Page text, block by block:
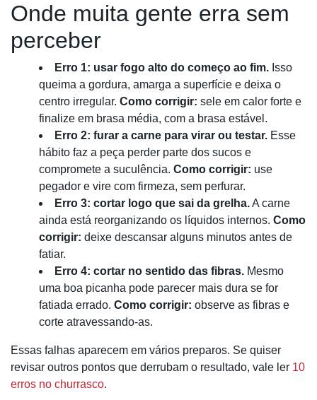
Onde muita gente erra sem
perceber
Erro 1: usar fogo alto do começo ao fim. Isso
queima a gordura, amarga a superfície e deixa o
centro irregular. Como corrigir: sele em calor forte e
finalize em brasa média, com a brasa estável.
Erro 2: furar a carne para virar ou testar. Esse
hábito faz a peça perder parte dos sucos e
compromete a suculência. Como corrigir: use
pegador e vire com firmeza, sem perfurar.
Erro 3: cortar logo que sai da grelha.A carne
ainda está reorganizando os líquidos internos. Como
corrigir: deixe descansar alguns minutos antes de
fatiar.
Erro 4: cortar no sentido das fibras. Mesmo
uma boa picanha pode parecer mais dura se for
fatiada errado. Como corrigir: observe as fibras e
corte atravessando-as.
Essas falhas aparecem em vários preparos. Se quiser
revisar outros pontos que derrubam o resultado, vale ler 10
erros no churrasco.